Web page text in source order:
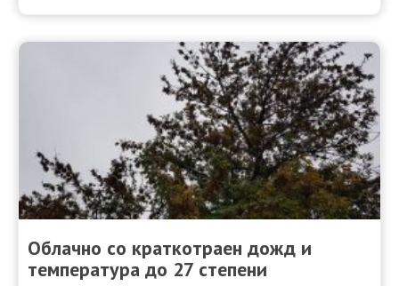
Облачно со краткотраен дожд и
температура до 27 степени